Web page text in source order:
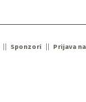
Sponzori
Prijava